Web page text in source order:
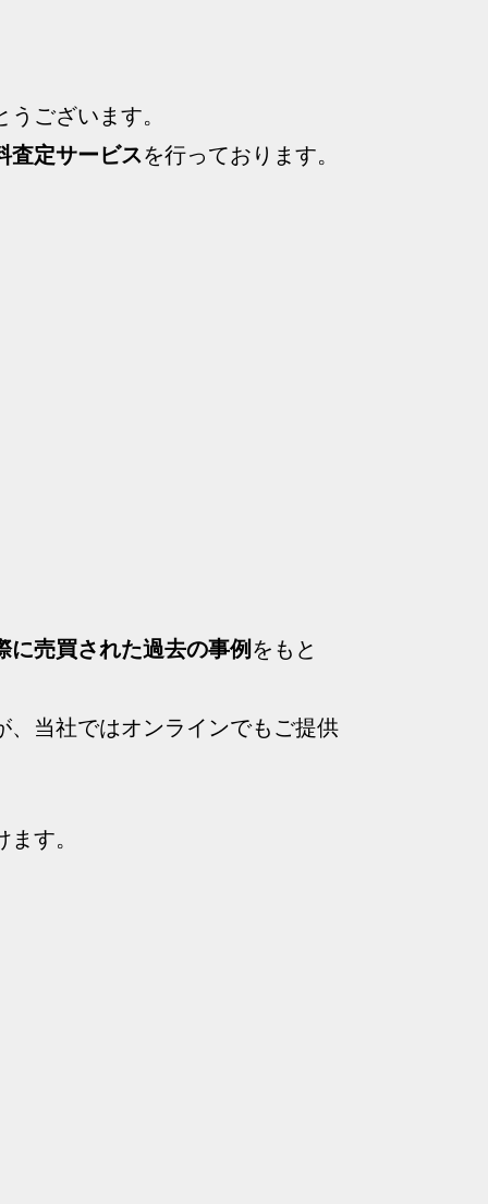
ございます。
査定サービスを行っております。
売買された過去の事例 をもと
、当社ではオンラインでもご提供
す。